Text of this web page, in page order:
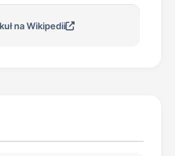
na Wikipedii